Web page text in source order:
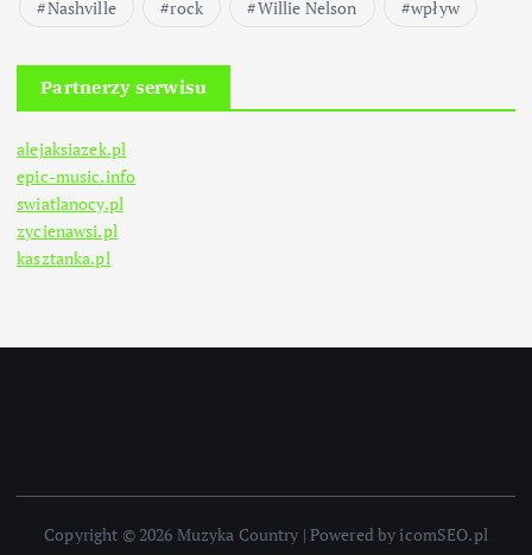
Nashville
rock Willie Nelson wpływ
Partnerzy serwisu
alejaksiazek.pl
epic-music.info
swiatlanocy.pl
zycienawsi.pl
kasztanka.pl
Copyright © 2026 Muzyka Country | Powered by icomSEO.pl